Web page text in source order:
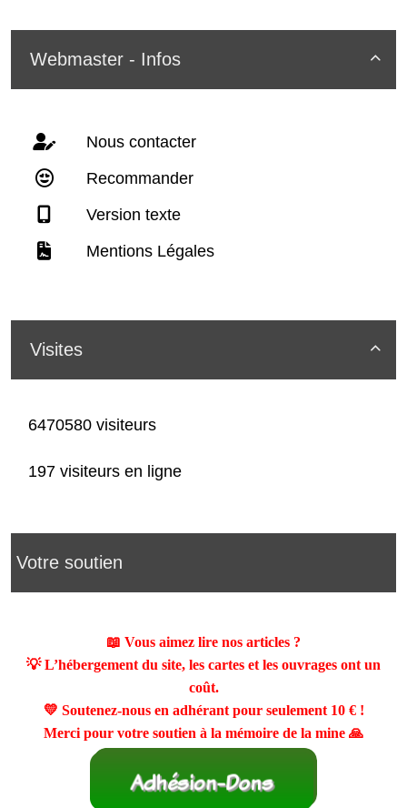

Webmaster - Infos
Nous contacter
Recommander
Version texte
Mentions Légales

Visites
6470580 visiteurs
197 visiteurs en ligne
Votre soutien
📖 Vous aimez lire nos articles ?
💡 L’hébergement du site, les cartes et les ouvrages ont un
coût.
💛 Soutenez-nous en adhérant pour seulement 10 €!
Merci pour votre soutien à la mémoire de la mine 🙏